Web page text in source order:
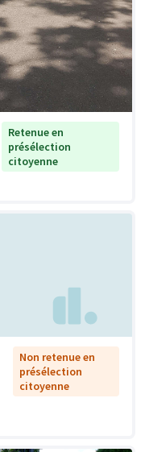
Retenue en
présélection
citoyenne
Non retenue en
présélection
citoyenne